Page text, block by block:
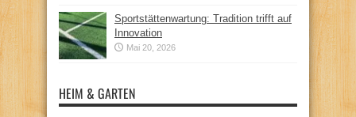
Sportstättenwartung: Tradition trifft auf
Innovation
Mai 20, 2026
HEIM & GARTEN